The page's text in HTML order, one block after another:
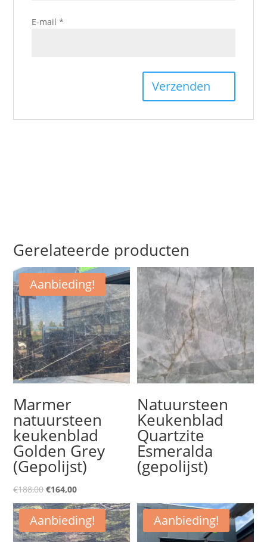
E-mail*
Gerelateerde producten
Aanbieding!
Marmer
natuursteen
keukenblad
Golden Grey
(Gepolijst)
€188,00Oorspronkelijke
prijs
was:
€188,00.
€164,00Huidige
prijs
is:
€164,00.
Natuursteen
Keukenblad
Quartzite
Esmeralda
(gepolijst)
Aanbieding! Aanbieding!